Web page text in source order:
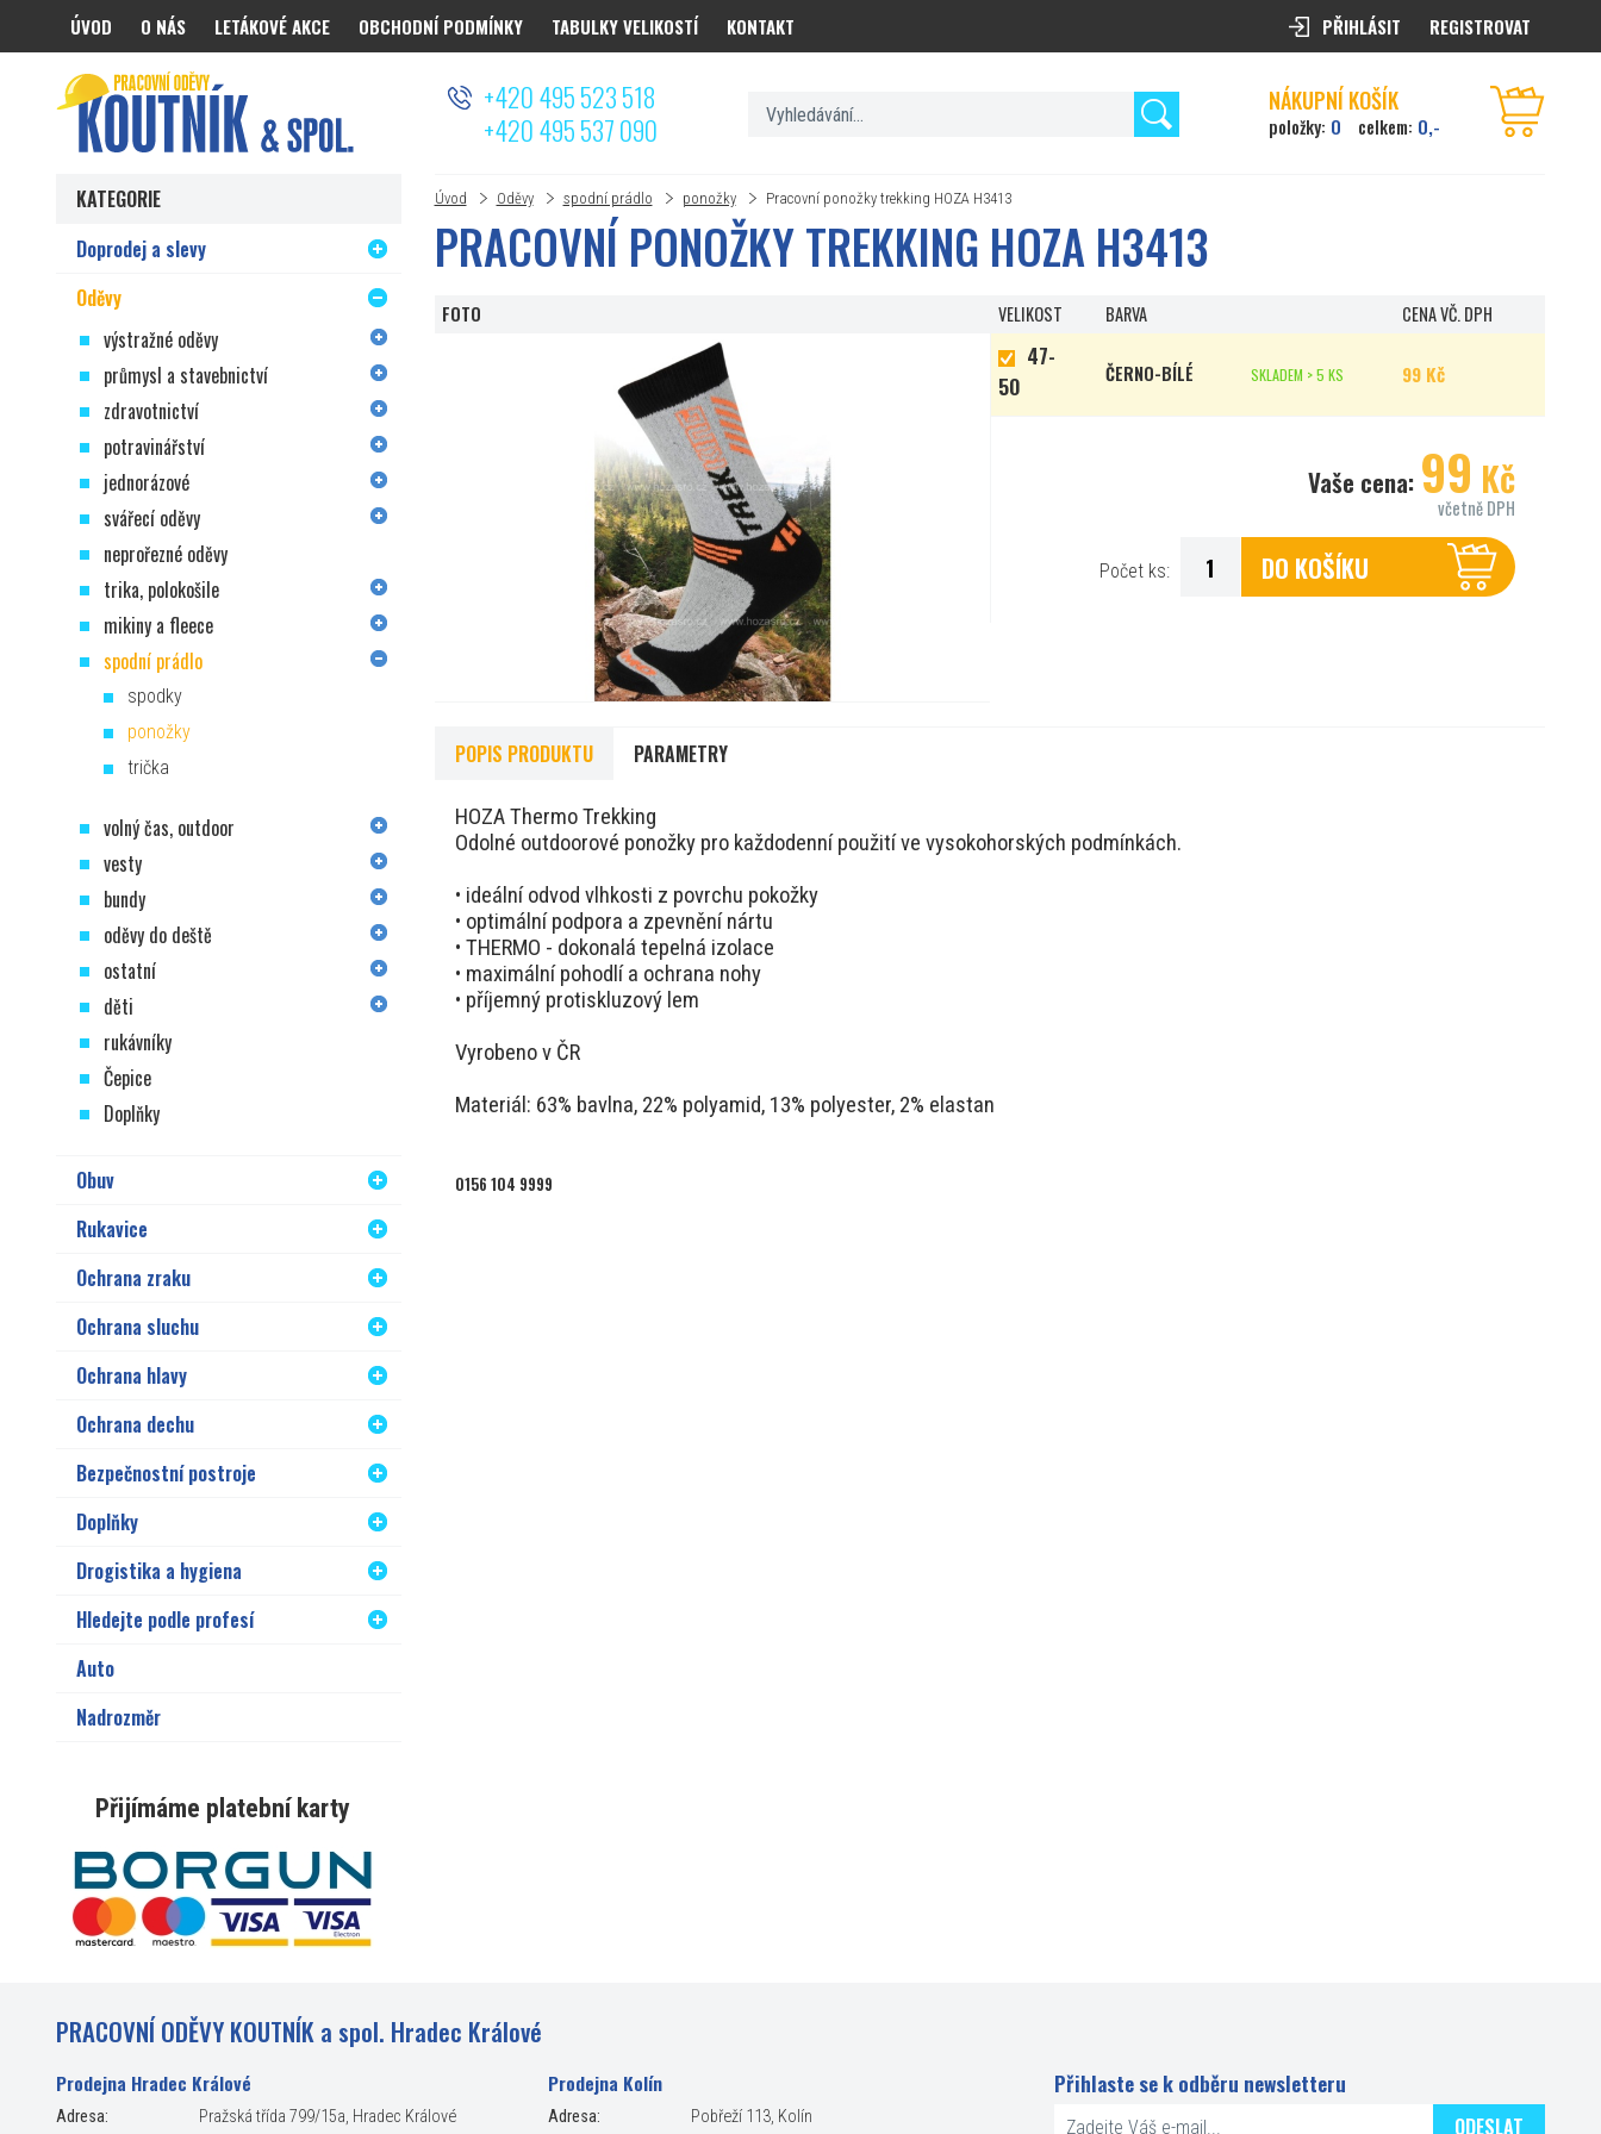
Koutnik.com
Úvod Oděvy spodní prádlo ponožky Pracovní ponožky trekking HOZA H3413
PRACOVNÍ PONOŽKY TREKKING HOZA H3413
FOTO VELIKOST BARVA CENA VČ. DPH
47-
50
ČERNO-BÍLÉ SKLADEM > 5 KS 99 Kč
Vaše cena: 99 Kč
včetně DPH
Počet ks: DO KOŠÍKU
POPIS PRODUKTU PARAMETRY
HOZA Thermo Trekking
Odolné outdoorové ponožky pro každodenní použití ve vysokohorských podmínkách.
• ideální odvod vlhkosti z povrchu pokožky
• optimální podpora a zpevnění nártu
• THERMO - dokonalá tepelná izolace
• maximální pohodlí a ochrana nohy
• příjemný protiskluzový lem
Vyrobeno v ČR
Materiál: 63% bavlna, 22% polyamid, 13% polyester, 2% elastan
0156 104 9999
KATEGORIE
Doprodej a slevy
Oděvy
výstražné oděvy
průmysl a stavebnictví
zdravotnictví
potravinářství
jednorázové
svářecí oděvy
neprořezné oděvy
trika, polokošile
mikiny a fleece
spodní prádlo
spodky
ponožky
trička
volný čas, outdoor
vesty
bundy
oděvy do deště
ostatní
děti
rukávníky
Čepice
Doplňky
Obuv
Rukavice
Ochrana zraku
Ochrana sluchu
Ochrana hlavy
Ochrana dechu
Bezpečnostní postroje
Doplňky
Drogistika a hygiena
Hledejte podle profesí
Auto
Nadrozměr
Přijímáme platební karty
ÚVOD O NÁS LETÁKOVÉ AKCE OBCHODNÍ PODMÍNKY TABULKY VELIKOSTÍ KONTAKT PŘIHLÁSIT REGISTROVAT
+420 495 523 518
+420 495 537 090
NÁKUPNÍ KOŠÍK
položky: 0 celkem: 0,-
PRACOVNÍ ODĚVY KOUTNÍK a spol. Hradec Králové
Prodejna Hradec Králové
Adresa: Pražská třída 799/15a, Hradec Králové
Prodejna Kolín
Adresa: Pobřeží 113, Kolín
Přihlaste se k odběru newsletteru
ODESLAT